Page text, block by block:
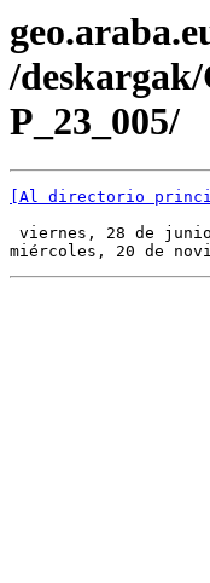
/
P_23_005/
[Al directorio
viernes, 28 de
miércoles, 20 de